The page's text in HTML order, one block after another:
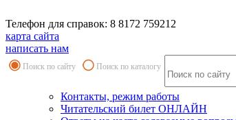
Телефон для справок: 8 8172 759212
карта сайта
написать нам
Поиск по сайту Поиск по каталогу
Контакты, режим работы
Читательский билет ОНЛАЙН